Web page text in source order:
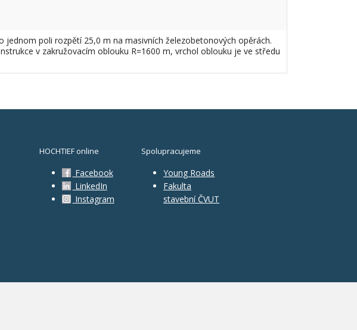
poli rozpětí 25,0 m na masivních železobetonových opěrách.
v zakružovacím oblouku R=1600 m, vrchol oblouku je ve středu
HOCHTIEF online
Facebook
LinkedIn
Instagram
Spolupracujeme
Young Roads
Fakulta
stavební ČVUT